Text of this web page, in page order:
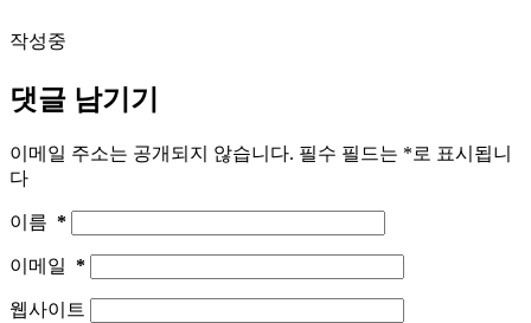
작성중
댓글 남기기
이메일 주소는 공개되지 않습니다. 필수 필드는 *로 표시됩니
다
이름 *
이메일 *
웹사이트